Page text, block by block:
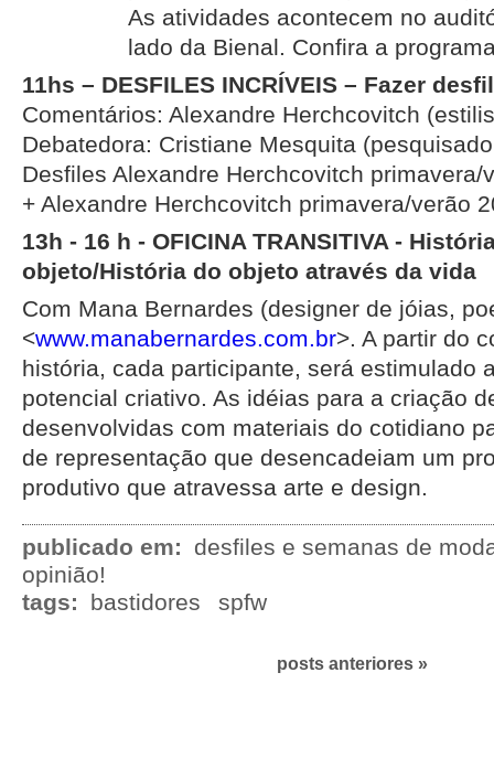
As atividades acontecem no
lado da Bienal. Confira a
11hs – DESFILES INCRÍVEIS – Fazer
Comentários: Alexandre Herchcovitch
Debatedora: Cristiane Mesquita
Desfiles Alexandre Herchcovitch primavera/
+ Alexandre Herchcovitch primavera/verão
13h - 16 h - OFICINA TRANSITIVA -
objeto/História do objeto através da vida
Com Mana Bernardes (designer de jóias,
<www.manabernardes.com.br>. A partir do
história, cada participante, será estimulado
potencial criativo. As idéias para a criação
desenvolvidas com materiais do cotidiano
de representação que desencadeiam um
produtivo que atravessa arte e design.
publicado em:
desfiles e semanas de
opinião!
tags:
bastidores spfw
posts anteriores »